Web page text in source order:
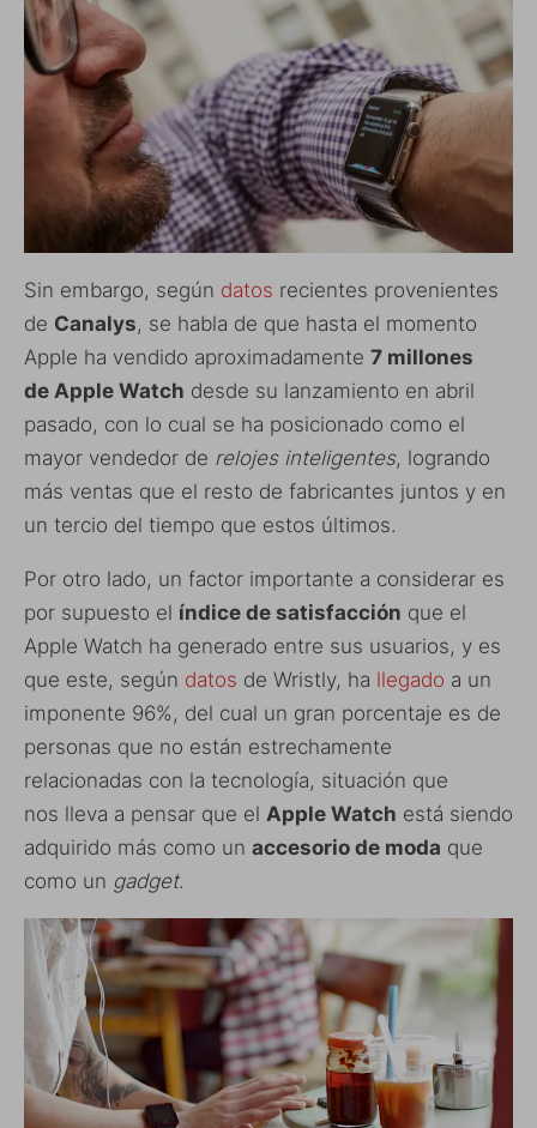
Sin embargo, según datos recientes provenientes
de Canalys, se habla de que hasta el momento
Apple ha vendido aproximadamente 7 millones
de Apple Watch desde su lanzamiento en abril
pasado, con lo cual se ha posicionado como el
mayor vendedor de relojes inteligentes, logrando
más ventas que el resto de fabricantes juntos y en
un tercio del tiempo que estos últimos.
Por otro lado, un factor importante a considerar es
por supuesto el índice de satisfacción que el
Apple Watch ha generado entre sus usuarios, y es
que este, según datos de Wristly, ha llegado a un
imponente 96%, del cual un gran porcentaje es de
personas que no están estrechamente
relacionadas con la tecnología, situación que
nos lleva a pensar que el Apple Watch está siendo
adquirido más como un accesorio de moda que
como un gadget.